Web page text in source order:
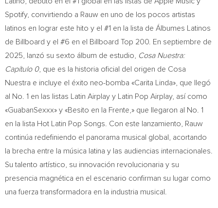
Spotify, convirtiendo a Rauw en uno de los pocos artistas
latinos en lograr este hito y el #1 en la lista de Álbumes Latinos
de Billboard y el #6 en el Billboard Top 200. En septiembre de
2025, lanzó su sexto álbum de estudio,
Cosa Nuestra:
Capítulo 0, que es la historia oficial del origen de Cosa
Nuestra e incluye el éxito neo-bomba «Carita Linda», que llegó
al No. 1 en las listas Latin Airplay y Latin Pop Airplay, así como
«GuabanSexxx» y «Besito en la Frente,» que llegaron al No. 1
en la lista Hot Latin Pop Songs. Con este lanzamiento, Rauw
continúa redefiniendo el panorama musical global, acortando
la brecha entre la música latina y las audiencias internacionales.
Su talento artístico, su innovación revolucionaria y su
presencia magnética en el escenario confirman su lugar como
una fuerza transformadora en la industria musical.